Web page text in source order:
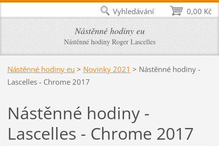
Nástěnné hodiny eu
Nástěnné hodiny Roger Lascelles
Nástěnné hodiny eu > Novinky 2021 > Nástěnné hodiny -
Lascelles - Chrome 2017
Nástěnné hodiny -
Lascelles - Chrome 2017
0,00 Kč
Vyhledávání